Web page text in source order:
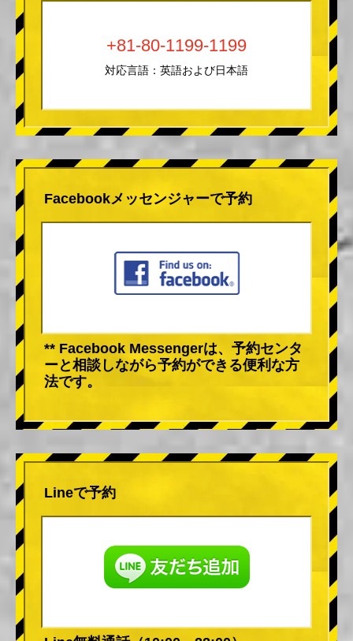
+81-80-1199-1199
対応言語：英語および日本語
Facebookメッセンジャーで予約
** Facebook Messengerは、予約センタ
ーと相談しながら予約ができる便利な方
法です。
Lineで予約